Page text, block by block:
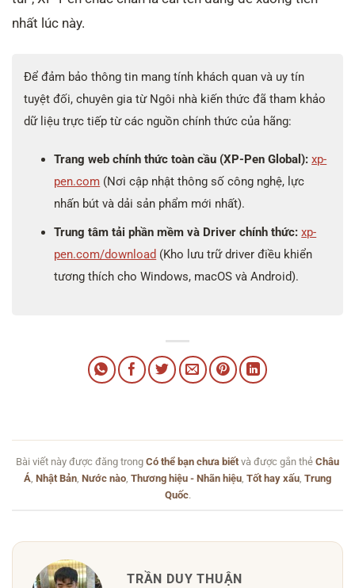
nhất lúc này.
Để đảm bảo thông tin mang tính khách quan và uy tín
tuyệt đối, chuyên gia từ Ngôi nhà kiến thức đã tham khảo
dữ liệu trực tiếp từ các nguồn chính thức của hãng:
Trang web chính thức toàn cầu (XP-Pen Global): xp-
pen.com (Nơi cập nhật thông số công nghệ, lực
nhấn bút và dải sản phẩm mới nhất).
Trung tâm tải phần mềm và Driver chính thức: xp-
pen.com/download (Kho lưu trữ driver điều khiển
tương thích cho Windows, macOS và Android).
Bài viết này được đăng trong Có thể bạn chưa biết và được gắn thẻ Châu
Á Nhật Bản Nước nào Thương hiệu - Nhãn hiệu Tốt hay xấu Trung
Quốc.
TRẦN DUY THUẬN